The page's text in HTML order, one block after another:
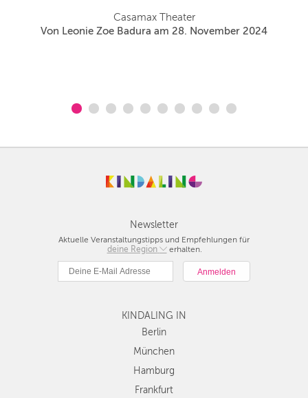
Casamax Theater
Von Leonie Zoe Badura am 28. November 2024
Newsletter
Aktuelle Veranstaltungstipps und Empfehlungen für
deine Region
Berlin
München
Hamburg
Köln
Düsseldorf
Stuttgart
Essen
erhalten.
KINDALING IN
Berlin
München
Hamburg
Frankfurt